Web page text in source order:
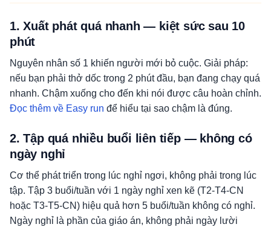
1. Xuất phát quá nhanh — kiệt sức sau 10
phút
Nguyên nhân số 1 khiến người mới bỏ cuộc. Giải pháp:
nếu bạn phải thở dốc trong 2 phút đầu, bạn đang chạy quá
nhanh. Chậm xuống cho đến khi nói được câu hoàn chỉnh.
Đọc thêm về Easy run để hiểu tại sao chậm là đúng.
2. Tập quá nhiều buổi liên tiếp — không có
ngày nghỉ
Cơ thể phát triển trong lúc nghỉ ngơi, không phải trong lúc
tập. Tập 3 buổi/tuần với 1 ngày nghỉ xen kẽ (T2-T4-CN
hoặc T3-T5-CN) hiệu quả hơn 5 buổi/tuần không có nghỉ.
Ngày nghỉ là phần của giáo án, không phải ngày lười